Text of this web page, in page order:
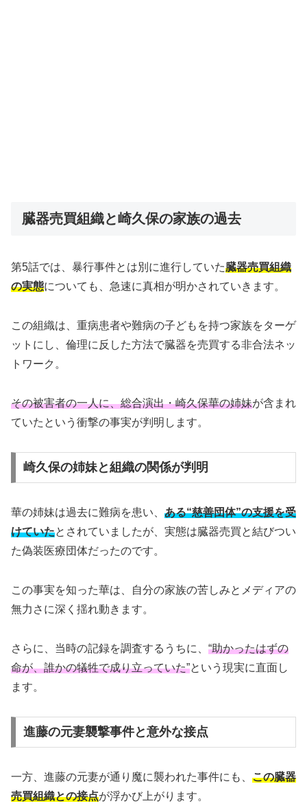
臓器売買組織と崎久保の家族の過去
第5話では、暴行事件とは別に進行していた臓器売買組織
の実態についても、急速に真相が明かされていきます。
この組織は、重病患者や難病の子どもを持つ家族をターゲ
ットにし、倫理に反した方法で臓器を売買する非合法ネッ
トワーク。
その被害者の一人に、総合演出・崎久保華の姉妹が含まれ
ていたという衝撃の事実が判明します。
崎久保の姉妹と組織の関係が判明
華の姉妹は過去に難病を患い、 ある“慈善団体”の支援を受
けていたとされていましたが、実態は臓器売買と結びつい
た偽装医療団体だったのです。
この事実を知った華は、自分の家族の苦しみとメディアの
無力さに深く揺れ動きます。
さらに、当時の記録を調査するうちに、 “助かったはずの
命が、誰かの犠牲で成り立っていた”という現実に直面し
ます。
進藤の元妻襲撃事件と意外な接点
一方、進藤の元妻が通り魔に襲われた事件にも、 この臓器
売買組織との接点が浮かび上がります。